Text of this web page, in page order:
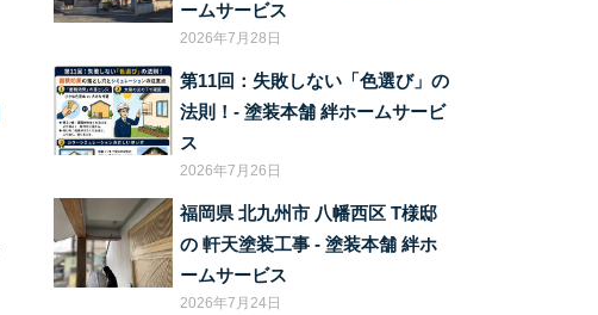
ームサービス
2026年7月28日
第11回：失敗しない「色選び」の
法則！‐ 塗装本舗 絆ホームサービ
ス
2026年7月26日
福岡県 北九州市 八幡西区 T様邸
の 軒天塗装工事 ‐ 塗装本舗 絆ホ
ームサービス
2026年7月24日